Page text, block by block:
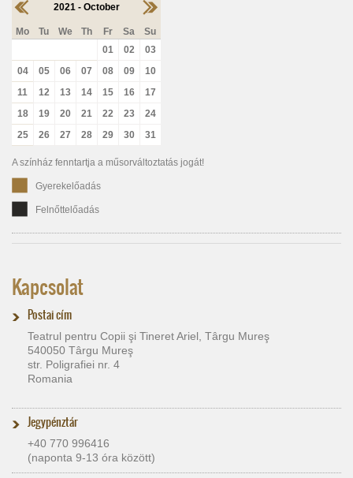
2021 - October
Mo Tu We Th Fr Sa
Su
01
02
03
04
05 06 07 08 09
10
11
12 13 14 15 16
17
18
19 20 21 22 23
24
25
26 27 28 29 30 31
A színház fenntartja a műsorváltoztatás jogát!
Gyerekelőadás
Felnőttelőadás
Kapcsolat
Postai cím
Teatrul pentru Copii şi Tineret Ariel, Târgu Mureş
540050 Târgu Mureş
str. Poligrafiei nr. 4
Romania
Jegypénztár
+40 770 996416
(naponta 9-13 óra között)